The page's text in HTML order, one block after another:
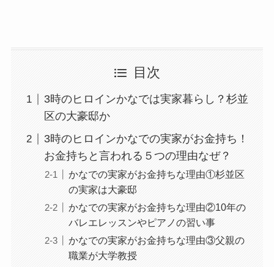
目次
3時のヒロインかなでは実家暮らし？杉並
区の大豪邸か
3時のヒロインかなでの実家がお金持ち！
お金持ちと言われる５つの理由なぜ？
かなでの実家がお金持ちな理由①杉並区
の実家は大豪邸
かなでの実家がお金持ちな理由②10年の
バレエレッスンやピアノの習い事
かなでの実家がお金持ちな理由③父親の
職業が大学教授